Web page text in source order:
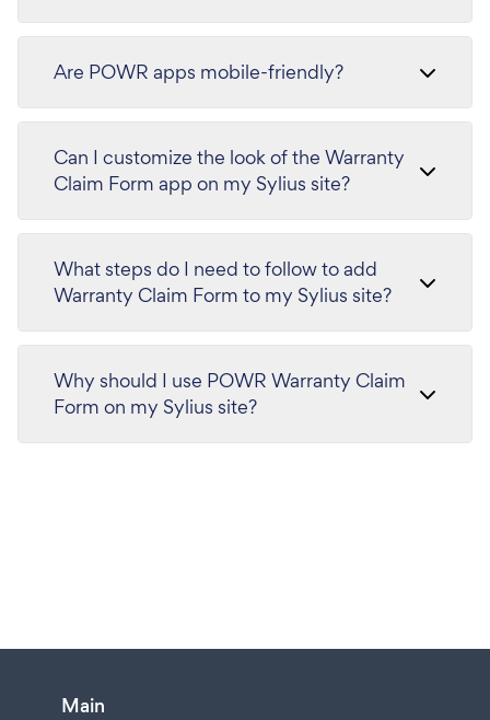
Are POWR apps mobile-friendly?
Can I customize the look of the Warranty
Claim Form app on my Sylius site?
What steps do I need to follow to add
Warranty Claim Form to my Sylius site?
Why should I use POWR Warranty Claim
Form on my Sylius site?
Main